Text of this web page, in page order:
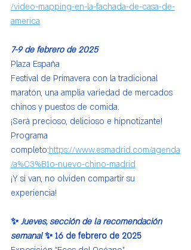
/video-mapping-en-la-fachada-de-casa-de-
america
7-9 de febrero de 2025
Plaza España
Festival de Primavera con la tradicional
maratón, una amplia variedad de mercados
chinos y puestos de comida.
¡Será precioso, delicioso e hipnotizante!
Programa
completo:https://www.esmadrid.com/agenda
/a%C3%B1o-nuevo-chino-madrid
¡Y si van, no olviden compartir su
experiencia!
✨ Jueves, sección de la recomendación
semanal ✨ 16 de febrero de 2025